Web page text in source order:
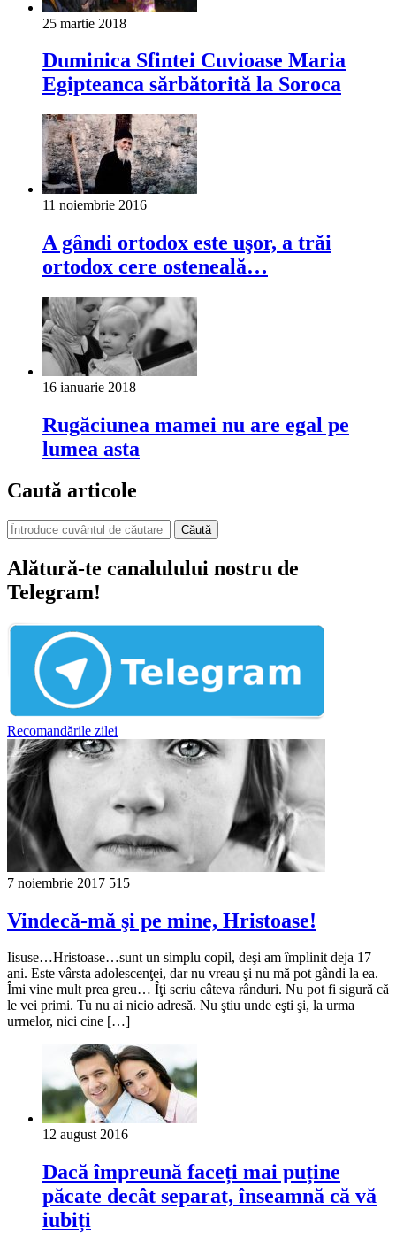
25 martie 2018
Duminica Sfintei Cuvioase Maria
Egipteanca sărbătorită la Soroca
11 noiembrie 2016
A gândi ortodox este uşor, a trăi
ortodox cere osteneală…
16 ianuarie 2018
Rugăciunea mamei nu are egal pe
lumea asta
Caută articole
Căută
Alătură-te canalulului nostru de
Telegram!
Recomandările zilei
7 noiembrie 2017 515
Vindecă-mă şi pe mine, Hristoase!
Iisuse…Hristoase…sunt un simplu copil, deşi am împlinit deja 17
ani. Este vârsta adolescenţei, dar nu vreau şi nu mă pot gândi la ea.
Îmi vine mult prea greu… Îţi scriu câteva rânduri. Nu pot fi sigură că
le vei primi. Tu nu ai nicio adresă. Nu ştiu unde eşti şi, la urma
urmelor, nici cine […]
12 august 2016
Dacă împreună faceți mai puține
păcate decât separat, înseamnă că vă
iubiți